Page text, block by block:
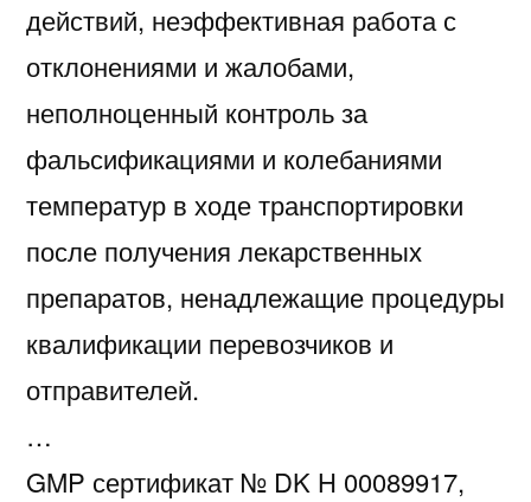
действий, неэффективная работа с
отклонениями и жалобами,
неполноценный контроль за
фальсификациями и колебаниями
температур в ходе транспортировки
после получения лекарственных
препаратов, ненадлежащие процедуры
квалификации перевозчиков и
отправителей.
…
GMP сертификат № DK H 00089917,